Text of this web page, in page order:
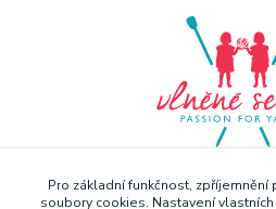
Pro základní funkčnost, zpříjemnění
soubory cookies. Nastavení